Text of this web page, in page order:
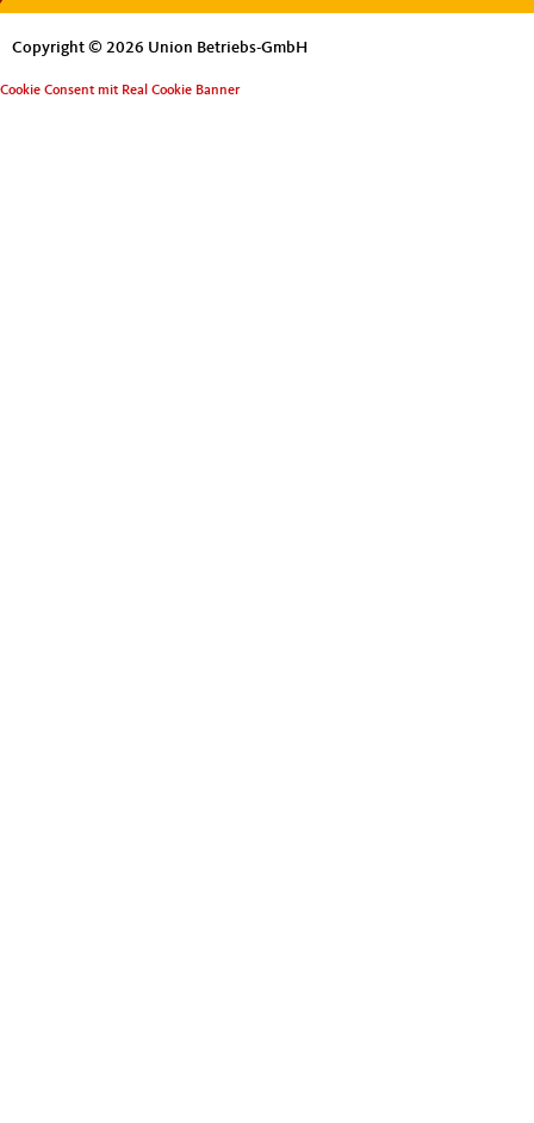
Copyright © 2026 Union Betriebs-GmbH
Cookie Consent mit Real Cookie Banner